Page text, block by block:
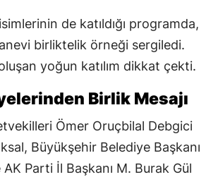
de katıldığı programda,
birliktelik örneği sergiledi.
yoğun katılım dikkat çekti.
Birlik Mesajı
Ömer Oruçbilal Debgici
Büyükşehir Belediye Başkanı
AK Parti İl Başkanı M. Burak Gül